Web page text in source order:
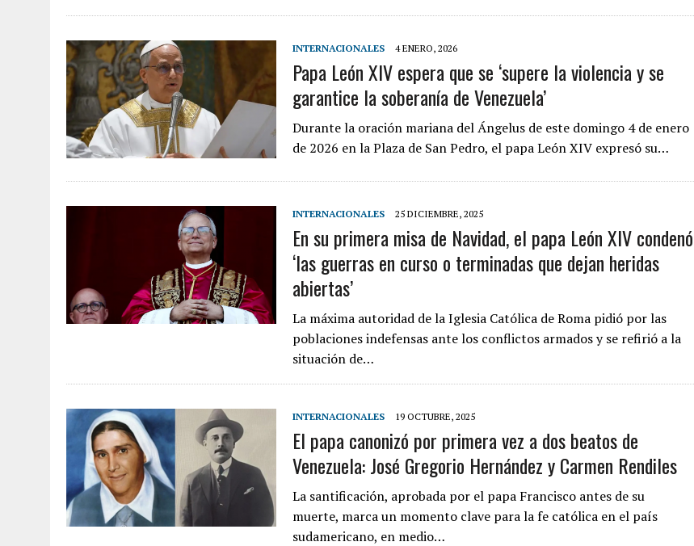
INTERNACIONALES 4 ENERO, 2026
Papa León XIV espera que se ‘supere la violencia y se
garantice la soberanía de Venezuela’
Durante la oración mariana del Ángelus de este domingo 4 de enero
de 2026 en la Plaza de San Pedro, el papa León XIV expresó su…
INTERNACIONALES 25 DICIEMBRE, 2025
En su primera misa de Navidad, el papa León XIV condenó
‘las guerras en curso o terminadas que dejan heridas
abiertas’
La máxima autoridad de la Iglesia Católica de Roma pidió por las
poblaciones indefensas ante los conflictos armados y se refirió a la
situación de…
INTERNACIONALES 19 OCTUBRE, 2025
El papa canonizó por primera vez a dos beatos de
Venezuela: José Gregorio Hernández y Carmen Rendiles
La santificación, aprobada por el papa Francisco antes de su
muerte, marca un momento clave para la fe católica en el país
sudamericano, en medio…